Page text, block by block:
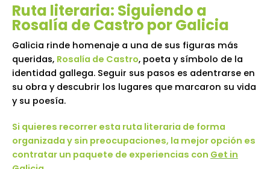
Ruta literaria: Siguiendo a
Rosalía de Castro por Galicia
Galicia rinde homenaje a una de sus figuras más
queridas, Rosalía de Castro, poeta y símbolo de la
identidad gallega. Seguir sus pasos es adentrarse en
su obra y descubrir los lugares que marcaron su vida
y su poesía.
Si quieres recorrer esta ruta literaria de forma
organizada y sin preocupaciones, la mejor opción es
contratar un paquete de experiencias con Get in